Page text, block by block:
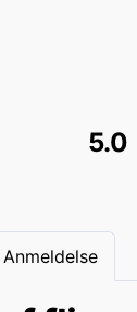
5.0
Anmeldelse